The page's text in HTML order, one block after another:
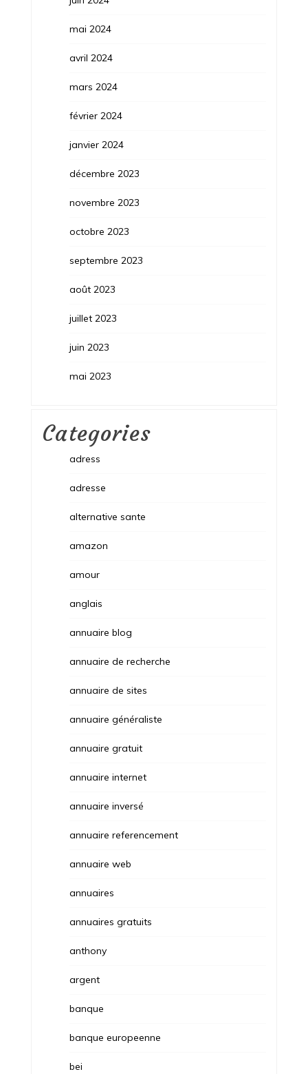
mai 2024
avril 2024
mars 2024
février 2024
janvier 2024
décembre 2023
novembre 2023
octobre 2023
septembre 2023
août 2023
juillet 2023
juin 2023
mai 2023
Categories
adress
adresse
alternative sante
amazon
amour
anglais
annuaire blog
annuaire de recherche
annuaire de sites
annuaire généraliste
annuaire gratuit
annuaire internet
annuaire inversé
annuaire referencement
annuaire web
annuaires
annuaires gratuits
anthony
argent
banque
banque europeenne
bei